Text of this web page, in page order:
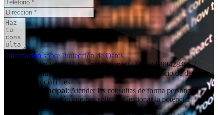
Información sobre Protección de Datos
Responsable: Social11 SL (peritaciones) / C.I.F: B99428401 /
Dirección: Independencia 19, 6º dcha / E-mail ejercicio de derechos:
contacto@social11.es
Finalidad principal: Atender las consultas de forma personal y
remitir la información que nos solicita. Gestionar la potencial
relación comercial/profesional.